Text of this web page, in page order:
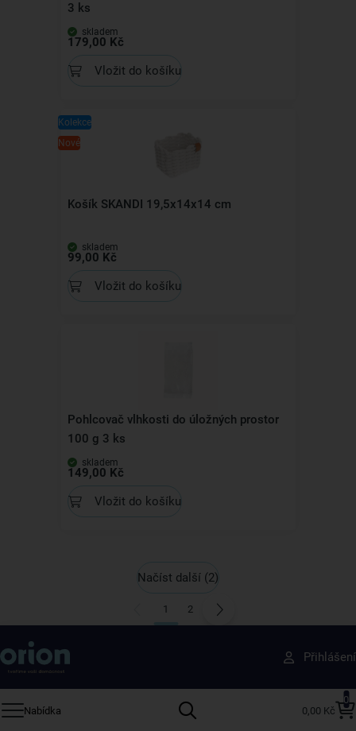
3 ks
skladem
179,00 Kč
Vložit do košíku
Kolekce
Nové
Košík SKANDI 19,5x14x14 cm
skladem
99,00 Kč
Vložit do košíku
Pohlcovač vlhkosti do úložných prostor
100 g 3 ks
skladem
149,00 Kč
Vložit do košíku
Načíst další (2)
1 2
Přihlášení
Nabídka
0
0,00 Kč
Získejte rady, recepty a tipy na slevy dřív než
ostatní
Přihlaste se k odběru našeho newsletteru.